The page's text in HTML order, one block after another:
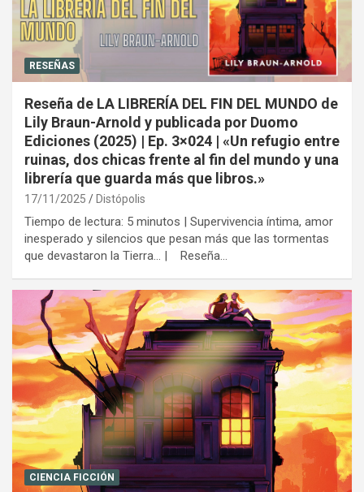
RESEÑAS
Reseña de LA LIBRERÍA DEL FIN DEL MUNDO de
Lily Braun-Arnold y publicada por Duomo
Ediciones (2025) | Ep. 3×024 | «Un refugio entre
ruinas, dos chicas frente al fin del mundo y una
librería que guarda más que libros.»
17/11/2025 Distópolis
Tiempo de lectura: 5 minutos | Supervivencia íntima, amor
inesperado y silencios que pesan más que las tormentas
que devastaron la Tierra… | Reseña…
CIENCIA FICCIÓN